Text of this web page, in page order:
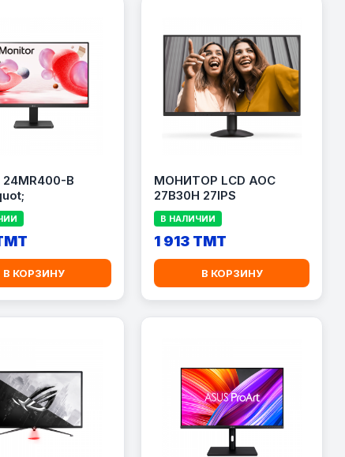
24MR400-B
В КОРЗИНУ
МОНИТОР LCD AOC
27B30H 27IPS
В НАЛИЧИИ
1 913 TMT
В КОРЗИНУ